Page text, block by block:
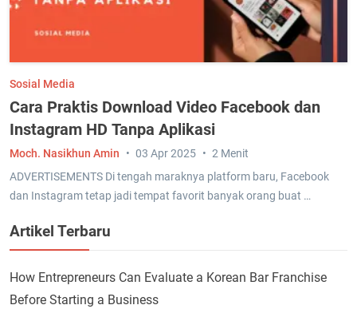
Sosial Media
Cara Praktis Download Video Facebook dan
Instagram HD Tanpa Aplikasi
ADVERTISEMENTS Di tengah maraknya platform baru, Facebook
dan Instagram tetap jadi tempat favorit banyak orang buat …
Moch. Nasikhun Amin 03 Apr 2025 2 Menit
Artikel Terbaru
How Entrepreneurs Can Evaluate a Korean Bar Franchise
Before Starting a Business